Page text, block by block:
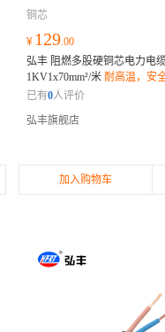
铜芯
¥ 129.00
弘丰 阻燃多股硬铜芯电力电
1KV1x70mm²/米 耐高温，安
性佳，安装方便；环保材质
已有0人评价
弘丰旗舰店
加入购物车